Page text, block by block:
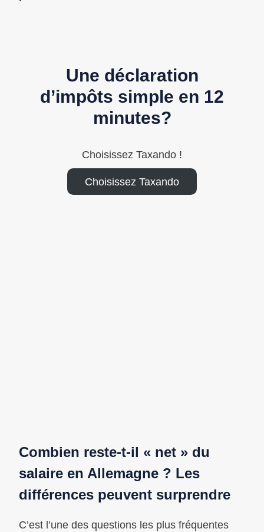
Une déclaration
d’impôts simple en 12
minutes?
Choisissez Taxando !
Choisissez Taxando
Combien reste-t-il « net » du
salaire en Allemagne ? Les
différences peuvent surprendre
C’est l’une des questions les plus fréquentes